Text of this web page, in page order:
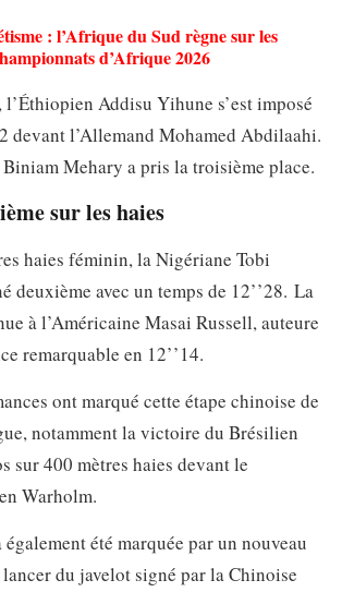
: l’Afrique du Sud règne sur les
d’Afrique 2026
l’Éthiopien Addisu Yihune s’est imposé
devant l’Allemand Mohamed Abdilaahi.
Mehary a pris la troisième place.
sur les haies
haies féminin, la Nigériane Tobi
deuxième avec un temps de 12’’28. La
à l’Américaine Masai Russell, auteure
remarquable en 12’’14.
ont marqué cette étape chinoise de
notamment la victoire du Brésilien
sur 400 mètres haies devant le
Warholm.
été marquée par un nouveau
du javelot signé par la Chinoise